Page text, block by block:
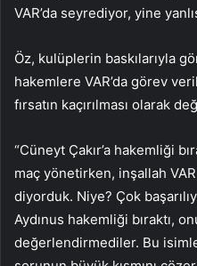
VAR’da seyrediyor, yine
Öz, kulüplerin baskılarıyla
hakemlere VAR’da görev
fırsatın kaçırılması olarak
“Cüneyt Çakır’a hakemliği
maç yönetirken, inşallah
diyorduk. Niye? Çok
Aydınus hakemliği bıraktı,
değerlendirmediler. Bu